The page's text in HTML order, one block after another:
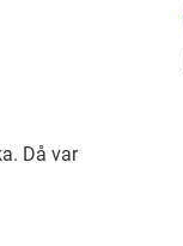
Då var